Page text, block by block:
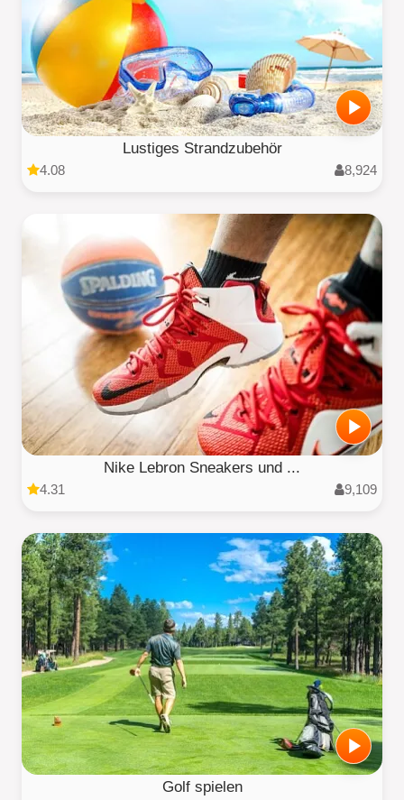
Lustiges Strandzubehör
4.08 8,924
Nike Lebron Sneakers und ...
4.31 9,109
Golf spielen